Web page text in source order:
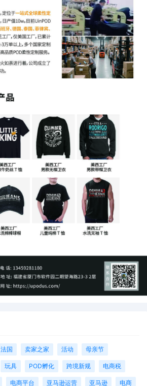
法国 卖家之家 活动 母亲节
玩具 POD孵化 跨境新规 电商税
电商平台 亚马逊运营 亚马逊 电商